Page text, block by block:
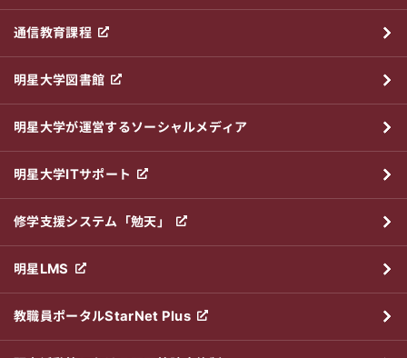
通信教育課程
明星大学図書館
明星大学が運営するソーシャルメディア
明星大学ITサポート
修学支援システム「勉天」
明星LMS
教職員ポータルStarNet Plus